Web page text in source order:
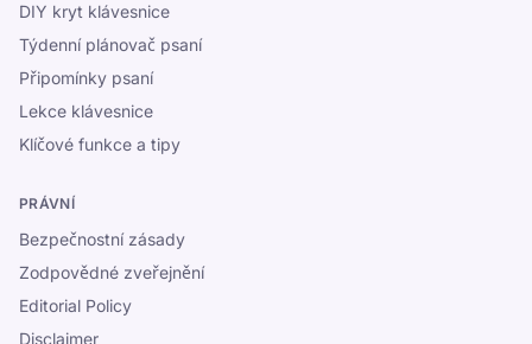
DIY kryt klávesnice
Týdenní plánovač psaní
Připomínky psaní
Lekce klávesnice
Klíčové funkce a tipy
PRÁVNÍ
Bezpečnostní zásady
Zodpovědné zveřejnění
Editorial Policy
Disclaimer